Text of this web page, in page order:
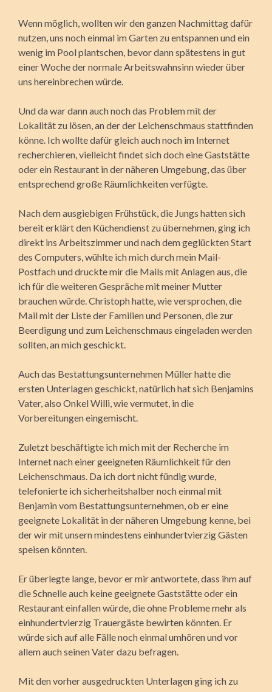
Wenn möglich, wollten wir den ganzen Nachmittag dafür
nutzen, uns noch einmal im Garten zu entspannen und ein
wenig im Pool plantschen, bevor dann spätestens in gut
einer Woche der normale Arbeitswahnsinn wieder über
uns herein­brechen würde.
Und da war dann auch noch das Problem mit der
Lokalität zu lösen, an der der Leichenschmaus stattfinden
könne. Ich wollte dafür gleich auch noch im Internet
recherchieren, vielleicht findet sich doch eine Gaststätte
oder ein Restaurant in der näheren Umgebung, das über
entsprechend große Räumlichkeiten verfügte.
Nach dem ausgiebigen Frühstück, die Jungs hatten sich
bereit erklärt den Küchendienst zu übernehmen, ging ich
direkt ins Arbeitszimmer und nach dem geglückten Start
des Computers, wühlte ich mich durch mein Mail-
Postfach und druckte mir die Mails mit Anlagen aus, die
ich für die weiteren Gespräche mit meiner Mutter
brauchen würde. Christoph hatte, wie ver­sprochen, die
Mail mit der Liste der Familien und Personen, die zur
Beerdigung und zum Leichenschmaus eingeladen werden
sollten, an mich geschickt.
Auch das Bestat­tungsunternehmen Müller hatte die
ersten Unterlagen geschickt, natürlich hat sich Benjamins
Vater, also Onkel Willi, wie vermutet, in die
Vorbereitungen eingemischt.
Zuletzt beschäftigte ich mich mit der Recherche im
Internet nach einer geeigneten Räumlichkeit für den
Leichenschmaus. Da ich dort nicht fündig wurde,
telefonierte ich sicherheitshalber noch einmal mit
Benjamin vom Bestattungsunternehmen, ob er eine
geeignete Lokalität in der näheren Umgebung kenne, bei
der wir mit unsern mindestens einhundertvierzig Gästen
speisen könnten.
Er überlegte lange, bevor er mir antwortete, dass ihm auf
die Schnelle auch keine geeignete Gaststätte oder ein
Restaurant einfallen würde, die ohne Probleme mehr als
einhundertvierzig Trauergäste bewirten könnten. Er
würde sich auf alle Fälle noch einmal umhören und vor
allem auch seinen Vater dazu befragen.
Mit den vorher ausgedruckten Unterlagen ging ich zu